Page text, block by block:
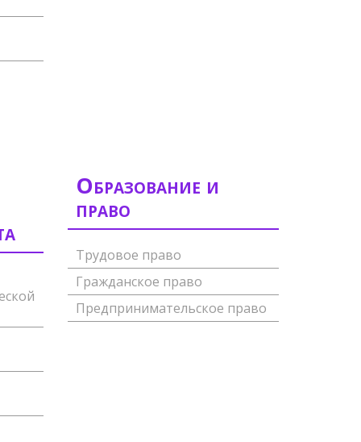
Образование и
право
Трудовое право
Гражданское право
Предпринимательское право